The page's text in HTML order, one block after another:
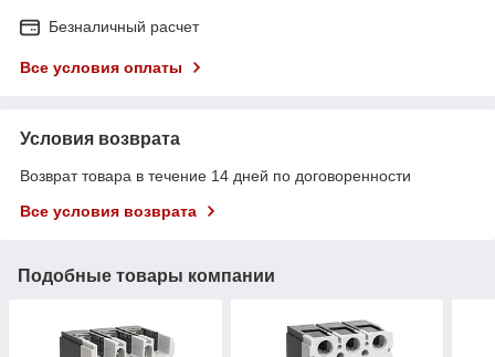
Безналичный расчет
Все условия оплаты
Условия возврата
Возврат товара в течение 14 дней по договоренности
Все условия возврата
Подобные товары компании